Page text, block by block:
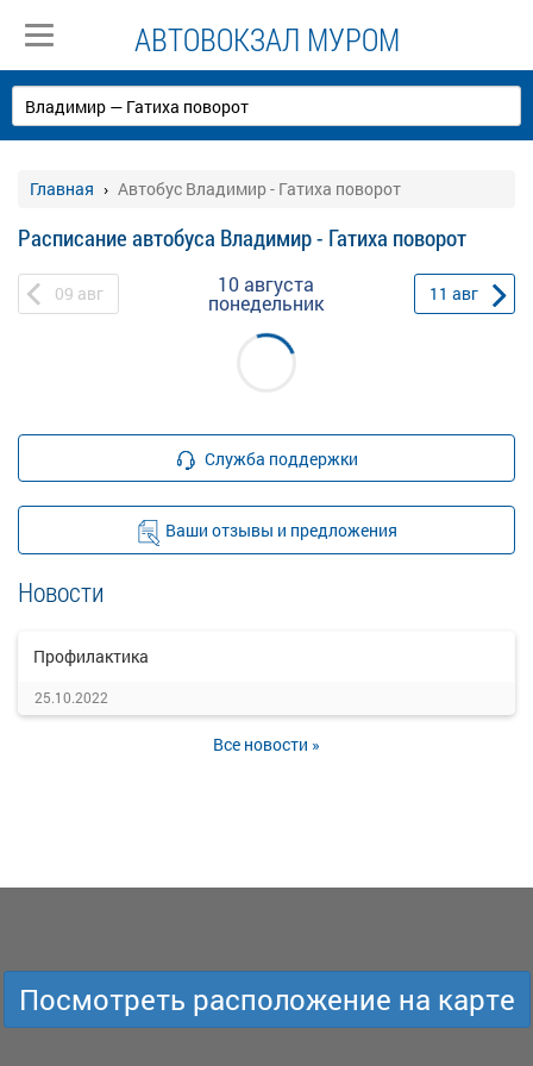
АВТОВОКЗАЛ МУРОМ
Главная Автобус Владимир - Гатиха поворот
Расписание автобуса Владимир - Гатиха поворот
09 авг 10 августа
понедельник 11 авг
Служба поддержки
Ваши отзывы и предложения
Новости
Профилактика
25.10.2022
Все новости »
Посмотреть расположение на карте